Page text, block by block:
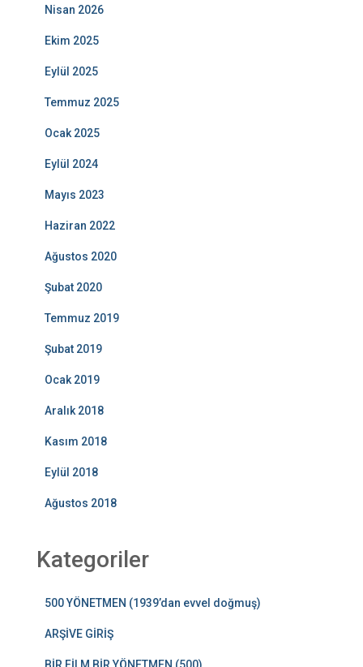
Nisan 2026
Ekim 2025
Eylül 2025
Temmuz 2025
Ocak 2025
Eylül 2024
Mayıs 2023
Haziran 2022
Ağustos 2020
Şubat 2020
Temmuz 2019
Şubat 2019
Ocak 2019
Aralık 2018
Kasım 2018
Eylül 2018
Ağustos 2018
Kategoriler
500 YÖNETMEN (1939’dan evvel doğmuş)
ARŞİVE GİRİŞ